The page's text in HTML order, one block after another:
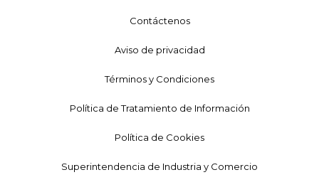
Contáctenos
Aviso de privacidad
Términos y Condiciones
Política de Tratamiento de Información
Política de Cookies
Superintendencia de Industria y Comercio